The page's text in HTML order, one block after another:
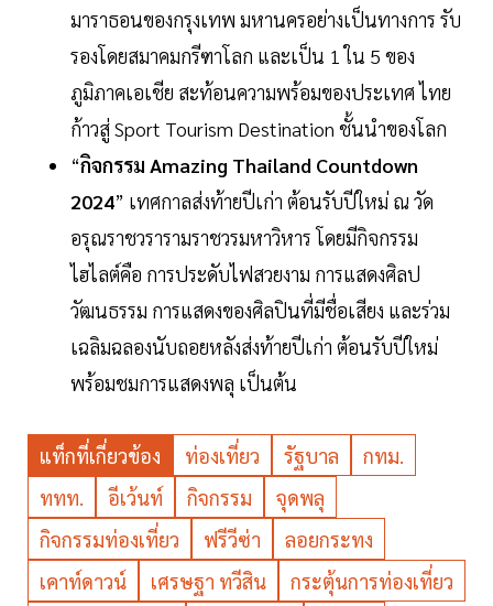
มาราธอนของกรุงเทพ มหานครอย่างเป็นทางการ รับ
รองโดยสมาคมกรีฑาโลก และเป็น 1 ใน 5 ของ
ภูมิภาคเอเชีย สะท้อนความพร้อมของประเทศ ไทย
ก้าวสู่ Sport Tourism Destination ชั้นนำของโลก
“กิจกรรม Amazing Thailand Countdown
2024” เทศกาลส่งท้ายปีเก่า ต้อนรับปีใหม่ ณ วัด
อรุณราชวรารามราชวรมหาวิหาร โดยมีกิจกรรม
ไฮไลต์คือ การประดับไฟสวยงาม การแสดงศิลป
วัฒนธรรม การแสดงของศิลปินที่มีชื่อเสียง และร่วม
เฉลิมฉลองนับถอยหลังส่งท้ายปีเก่า ต้อนรับปีใหม่
พร้อมชมการแสดงพลุ เป็นต้น
แท็กที่เกี่ยวข้อง ท่องเที่ยว รัฐบาล
กทม.
ททท.
อีเว้นท์ กิจกรรม
จุดพลุ
กิจกรรมท่องเที่ยว
ฟรีวีซ่า
ลอยกระทง
เคาท์ดาวน์
เศรษฐา ทวีสิน
กระตุ้นการท่องเที่ยว